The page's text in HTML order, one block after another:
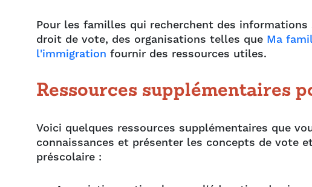
Pour les familles qui recherchent des
droit de vote, des organisations telles que Ma
l'immigration fournir des ressources utiles.
Ressources supplémentaires
Voici quelques ressources supplémentaires que
connaissances et présenter les concepts de vote
préscolaire :